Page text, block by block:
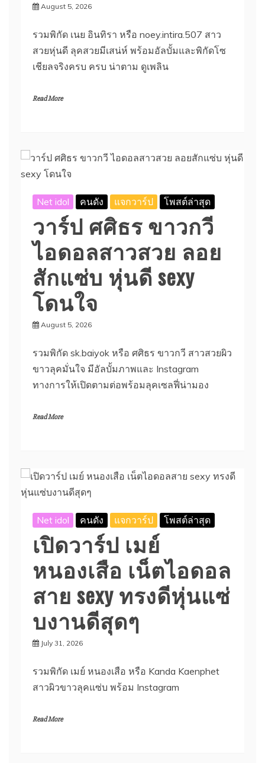
August 5, 2026
รวมพิกัด เนย อินทิรา หรือ noey.intira.507 สาว
สวยหุ่นดี ลุคสวยมีเสน่ห์ พร้อมอัลบั้มและพิกัดโซ
เชียลจริงครบ ครบ น่าตาม ดูเพลิน
Read More
Net idol คนดัง แจกวาร์ป โพสต์ล่าสุด
วาร์ป ศศิธร ขาวกวี
ไอดอลสาวสวย ลอย
สักแซ่บ หุ่นดี sexy
โดนใจ
August 5, 2026
รวมพิกัด sk.baiyok หรือ ศศิธร ขาวกวี สาวสวยผิว
ขาวลุคมั่นใจ มีอัลบั้มภาพและ Instagram
ทางการให้เปิดตามต่อพร้อมลุคเซลฟี่น่ามอง
Read More
Net idol คนดัง แจกวาร์ป โพสต์ล่าสุด
เปิดวาร์ป เมย์
หนองเสือ เน็ตไอดอล
สาย sexy ทรงดีหุ่นแซ่
บงานดีสุดๆ
July 31, 2026
รวมพิกัด เมย์ หนองเสือ หรือ Kanda Kaenphet
สาวผิวขาวลุคแซ่บ พร้อม Instagram
Read More